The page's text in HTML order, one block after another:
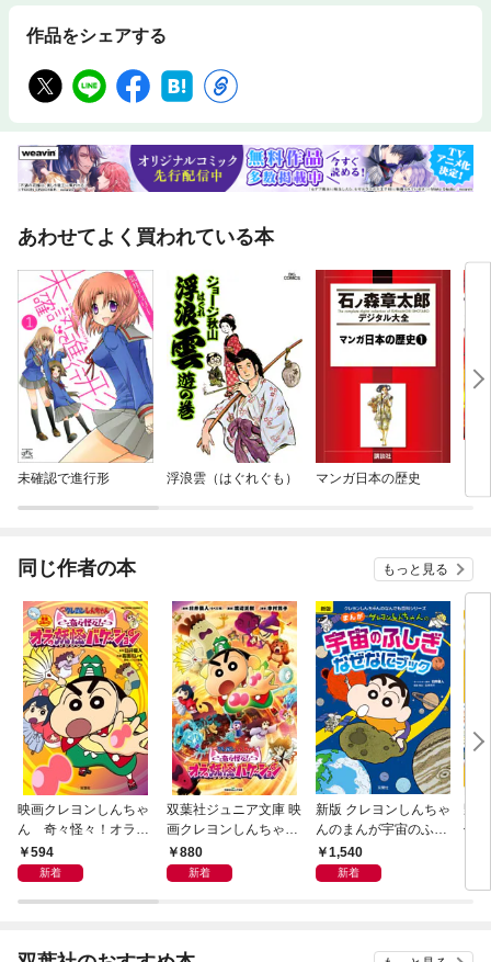
作品をシェアする
あわせてよく買われている本
未確認で進行形 浮浪雲（はぐれぐも） マンガ日本の歴史
同じ作者の本 もっと見る
映画クレヨンしんちゃ
ん 奇々怪々！オラの
妖怪バケ～ション
594
新着
双葉社ジュニア文庫 映
画クレヨンしんちゃん
奇々怪々！オラの妖怪
バケ～ション
880
新着
新版 クレヨンしんちゃ
んのまんが宇宙のふし
ぎなぜなにブック
1,540
新着
野
儀 1